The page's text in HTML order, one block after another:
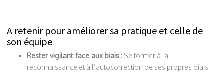
A retenir pour améliorer sa pratique et celle de
son équipe
Rester vigilant face aux biais : Se former à la
reconnaissance et à l’autocorrection de ses propres biais